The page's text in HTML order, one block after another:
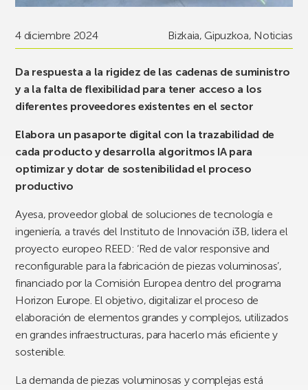
4 diciembre 2024 Bizkaia,Gipuzkoa, Noticias
Da respuesta a la rigidez de las cadenas de suministro
y a la falta de flexibilidad para tener acceso a los
diferentes proveedores existentes en el sector
Elabora un pasaporte digital con la trazabilidad de
cada producto y desarrolla algoritmos IA para
optimizar y dotar de sostenibilidad el proceso
productivo
Ayesa, proveedor global de soluciones de tecnología e
ingeniería, a través del Instituto de Innovación i3B, lidera el
proyecto europeo REED: ‘Red de valor responsive and
reconfigurable para la fabricación de piezas voluminosas’,
financiado por la Comisión Europea dentro del programa
Horizon Europe. El objetivo, digitalizar el proceso de
elaboración de elementos grandes y complejos, utilizados
en grandes infraestructuras, para hacerlo más eficiente y
sostenible.
La demanda de piezas voluminosas y complejas está